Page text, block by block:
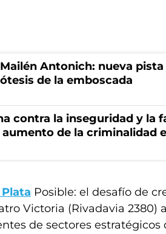
Antonich: nueva pista
de la emboscada
contra la inseguridad y la
de la criminalidad
Posible: el desafío de
Victoria (Rivadavia 2380)
de sectores estratégicos